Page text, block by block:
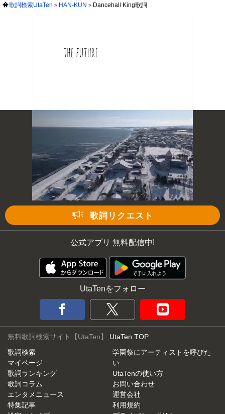
歌詞検索UtaTen HAN-KUN Dancehall King歌詞
歌詞リクエスト
公式アプリ 無料配信中!
UtaTenをフォロー
無料歌詞検索サイト【UtaTen】 UtaTen TOP
歌詞検索
マイページ
歌詞ランキング
歌詞コラム
エンタメニュース
特集記事
学園祭にアーティストを呼びた
い
UtaTenの使い方
お問い合わせ
運営会社
利用規約